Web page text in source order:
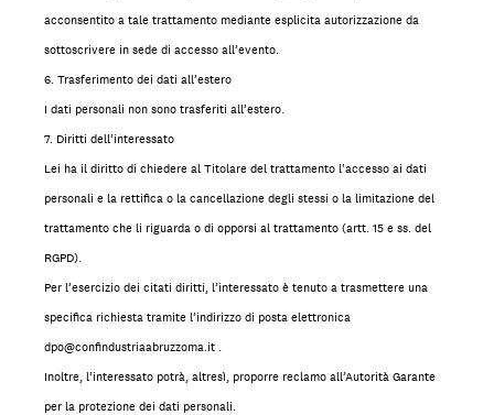
acconsentito a tale trattamento mediante esplicita autorizzazione da
sottoscrivere in sede di accesso all’evento.
6. Trasferimento dei dati all’estero
I dati personali non sono trasferiti all’estero.
7. Diritti dell’interessato
Lei ha il diritto di chiedere al Titolare del trattamento l'accesso ai dati
personali e la rettifica o la cancellazione degli stessi o la limitazione del
trattamento che li riguarda o di opporsi al trattamento (artt. 15 e ss. del
RGPD).
Per l’esercizio dei citati diritti, l’interessato è tenuto a trasmettere una
specifica richiesta tramite l’indirizzo di posta elettronica
dpo@confindustriaabruzzoma.it .
Inoltre, l’interessato potrà, altresì, proporre reclamo all’Autorità Garante
per la protezione dei dati personali.